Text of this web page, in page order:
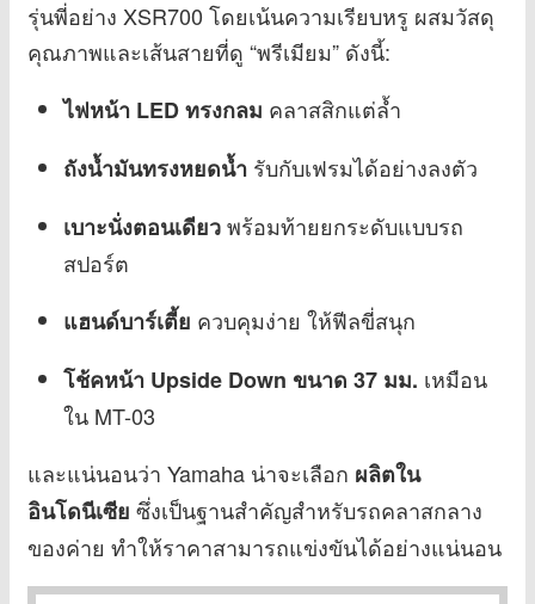
รุ่นพี่อย่าง XSR700 โดยเน้นความเรียบหรู ผสมวัสดุ
คุณภาพและเส้นสายที่ดู “พรีเมียม” ดังนี้:
ไฟหน้า LED ทรงกลม คลาสสิกแต่ล้ำ
ถังน้ำมันทรงหยดน้ำ รับกับเฟรมได้อย่างลงตัว
เบาะนั่งตอนเดียวพร้อมท้ายยกระดับแบบรถ
สปอร์ต
แฮนด์บาร์เตี้ย ควบคุมง่าย ให้ฟีลขี่สนุก
โช้คหน้า Upside Down ขนาด 37 มม. เหมือน
ใน MT-03
และแน่นอนว่า Yamaha น่าจะเลือก ผลิตใน
อินโดนีเซีย ซึ่งเป็นฐานสำคัญสำหรับรถคลาสกลาง
ของค่าย ทำให้ราคาสามารถแข่งขันได้อย่างแน่นอน